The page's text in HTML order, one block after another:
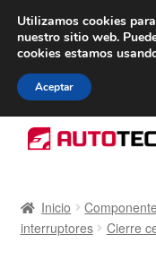
De lunes a
navegación
al
Caja registradora
Inicio
interruptores
Cierre
Utilizamos cookies
nuestro sitio web.
cookies estamos
Aceptar